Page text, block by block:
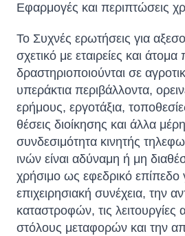
Εφαρμογές και περιπτώσεις
Το Συχνές ερωτήσεις για
σχετικό με εταιρείες και άτομα
δραστηριοποιούνται σε
υπεράκτια περιβάλλοντα,
ερήμους, εργοτάξια,
θέσεις διοίκησης και άλλα
συνδεσιμότητα κινητής
ινών είναι αδύναμη ή μη
χρήσιμο ως εφεδρικό επίπεδο
επιχειρησιακή συνέχεια, την
καταστροφών, τις λειτουργίες
στόλους μεταφορών και την